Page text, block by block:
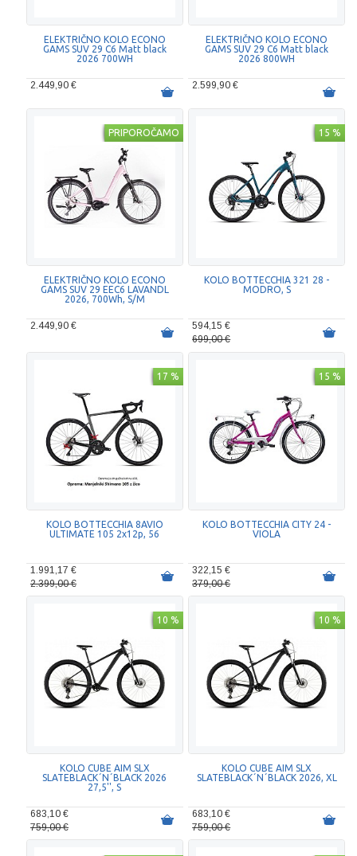
ELEKTRIČNO KOLO ECONO
GAMS SUV 29 C6 Matt black
2026 700WH
2.449,90 €
ELEKTRIČNO KOLO ECONO
GAMS SUV 29 C6 Matt black
2026 800WH
2.599,90 €
PRIPOROČAMO
ELEKTRIČNO KOLO ECONO
GAMS SUV 29 EEC6 LAVANDL
2026, 700Wh, S/M
2.449,90 €
15 %
KOLO BOTTECCHIA 321 28 -
MODRO, S
594,15 €
699,00 €
17 %
KOLO BOTTECCHIA 8AVIO
ULTIMATE 105 2x12p, 56
1.991,17 €
2.399,00 €
15 %
KOLO BOTTECCHIA CITY 24 -
VIOLA
322,15 €
379,00 €
10 %
KOLO CUBE AIM SLX
SLATEBLACK´N´BLACK 2026
27,5'', S
683,10 €
759,00 €
10 %
KOLO CUBE AIM SLX
SLATEBLACK´N´BLACK 2026, XL
683,10 €
759,00 €